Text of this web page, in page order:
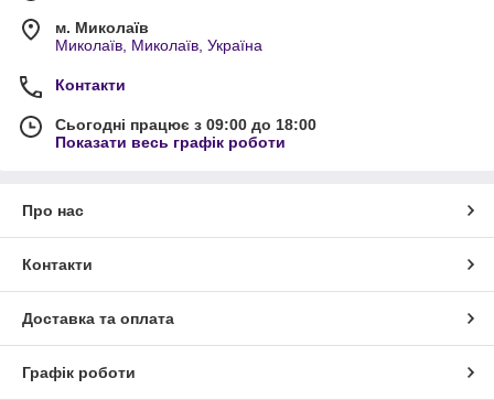
м. Миколаїв
Миколаїв, Миколаїв, Україна
Контакти
Сьогодні працює з 09:00 до 18:00
Показати весь графік роботи
Про нас
Контакти
Доставка та оплата
Графік роботи